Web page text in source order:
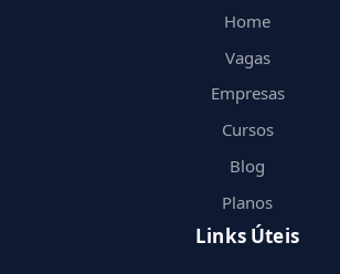
Home
Vagas
Empresas
Cursos
Blog
Planos
Links Úteis